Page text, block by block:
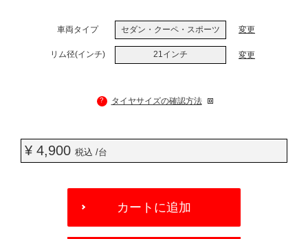
車両タイプ セダン・クーペ・スポーツ 変更
リム径(インチ) 21インチ 変更
? タイヤサイズの確認方法
¥ 4,900 税込 /台
OPTIONS
カートに追加